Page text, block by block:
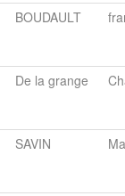
BOUDAULT
De la grange
SAVIN